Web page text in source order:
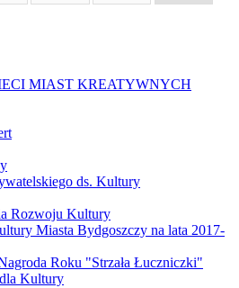
MIAST KREATYWNYCH
ds. Kultury
Rozwoju Kultury
Miasta Bydgoszczy na lata 2017-
Roku "Strzała Łuczniczki"
Kultury